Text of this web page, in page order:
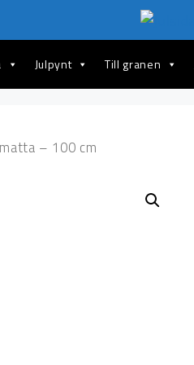
Julpynt Till granen
– 100 cm